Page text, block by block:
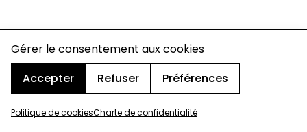
Gérer le consentement aux cookies
Accepter
Refuser Préférences
Politique de cookiesCharte de confidentialité